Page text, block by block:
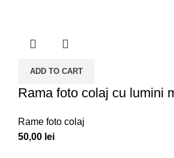
ADD TO CART
Rama foto colaj cu lumini
Rame foto colaj
50,00 lei